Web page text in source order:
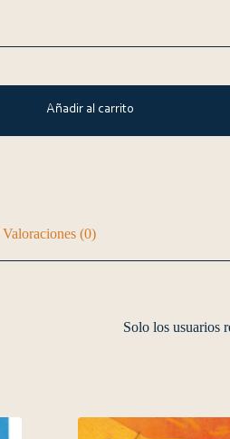
Añadir al carrito
Valoraciones (0)
Solo los usuarios